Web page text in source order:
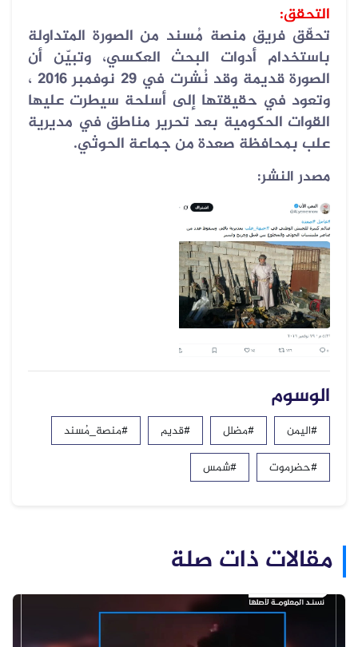
التحقق:
تحقّق فريق منصة مُسند من الصورة المتداولة
باستخدام أدوات البحث العكسي، وتبيّن أن
الصورة قديمة وقد نُشرت في 29 نوفمبر 2016 ،
وتعود في حقيقتها إلى أسلحة سيطرت عليها
القوات الحكومية بعد تحرير مناطق في مديرية
علب بمحافظة صعدة من جماعة الحوثي.
مصدر النشر:
الوسوم
#اليمن #مضلل #قديم
#منصة_مُسند
#حضرموت
#شمس
مقالات ذات صلة